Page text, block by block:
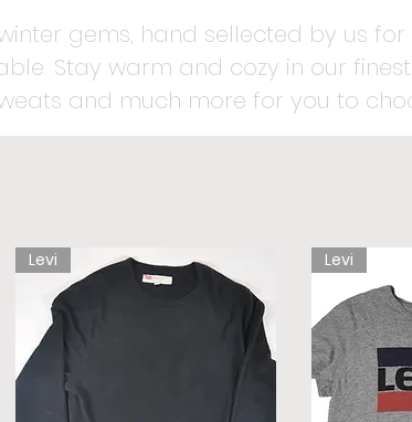
gems, hand sellected by us for
Stay warm and cozy in our
and much more for you to
Levi Levi